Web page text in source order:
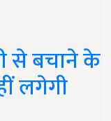
से बचाने के
लगेगी